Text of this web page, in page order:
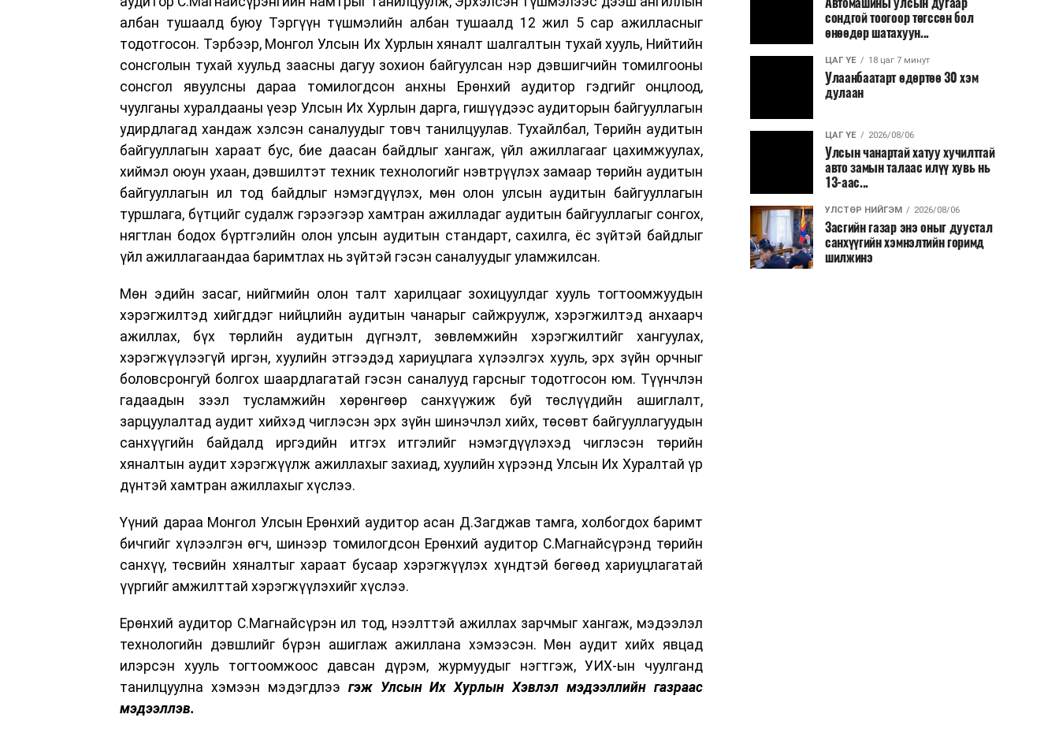
албан тушаалд буюу Тэргүүн түшмэлийн албан тушаалд 12 жил 5 сар ажилласныг
тодотгосон. Тэрбээр, Монгол Улсын Их Хурлын хяналт шалгалтын тухай хууль, Нийтийн
сонсголын тухай хуульд заасны дагуу зохион байгуулсан нэр дэвшигчийн томилгооны
сонсгол явуулсны дараа томилогдсон анхны Ерөнхий аудитор гэдгийг онцлоод,
чуулганы хуралдааны үеэр Улсын Их Хурлын дарга, гишүүдээс аудиторын байгууллагын
удирдлагад хандаж хэлсэн саналуудыг товч танилцуулав. Тухайлбал, Төрийн аудитын
байгууллагын хараат бус, бие даасан байдлыг хангаж, үйл ажиллагааг цахимжуулах,
хиймэл оюун ухаан, дэвшилтэт техник технологийг нэвтрүүлэх замаар төрийн аудитын
байгууллагын ил тод байдлыг нэмэгдүүлэх, мөн олон улсын аудитын байгууллагын
туршлага, бүтцийг судалж гэрээгээр хамтран ажилладаг аудитын байгууллагыг сонгох,
нягтлан бодох бүртгэлийн олон улсын аудитын стандарт, сахилга, ёс зүйтэй байдлыг
үйл ажиллагаандаа баримтлах нь зүйтэй гэсэн саналуудыг уламжилсан.
Мөн эдийн засаг, нийгмийн олон талт харилцааг зохицуулдаг хууль тогтоомжуудын
хэрэгжилтэд хийгддэг нийцлийн аудитын чанарыг сайжруулж, хэрэгжилтэд анхаарч
ажиллах, бүх төрлийн аудитын дүгнэлт, зөвлөмжийн хэрэгжилтийг хангуулах,
хэрэгжүүлээгүй иргэн, хуулийн этгээдэд хариуцлага хүлээлгэх хууль, эрх зүйн орчныг
боловсронгуй болгох шаардлагатай гэсэн саналууд гарсныг тодотгосон юм. Түүнчлэн
гадаадын зээл тусламжийн хөрөнгөөр санхүүжиж буй төслүүдийн ашиглалт,
зарцуулалтад аудит хийхэд чиглэсэн эрх зүйн шинэчлэл хийх, төсөвт байгууллагуудын
санхүүгийн байдалд иргэдийн итгэх итгэлийг нэмэгдүүлэхэд чиглэсэн төрийн
хяналтын аудит хэрэгжүүлж ажиллахыг захиад, хуулийн хүрээнд Улсын Их Хуралтай үр
дүнтэй хамтран ажиллахыг хүслээ.
Үүний дараа Монгол Улсын Ерөнхий аудитор асан Д.Загджав тамга, холбогдох баримт
бичгийг хүлээлгэн өгч, шинээр томилогдсон Ерөнхий аудитор С.Магнайсүрэнд төрийн
санхүү, төсвийн хяналтыг хараат бусаар хэрэгжүүлэх хүндтэй бөгөөд хариуцлагатай
үүргийг амжилттай хэрэгжүүлэхийг хүслээ.
Ерөнхий аудитор С.Магнайсүрэн ил тод, нээлттэй ажиллах зарчмыг хангаж, мэдээлэл
технологийн дэвшлийг бүрэн ашиглаж ажиллана хэмээсэн. Мөн аудит хийх явцад
илэрсэн хууль тогтоомжоос давсан дүрэм, журмуудыг нэгтгэж, УИХ-ын чуулганд
танилцуулна хэмээн мэдэгдлээ гэж Улсын Их Хурлын Хэвлэл мэдээллийн газраас
мэдээллэв.
сондгой тоогоор төгссөн бол
өнөөдөр шатахуун...
ЦАГ ҮЕ 18 цаг 7 минут
Улаанбаатарт өдөртөө 30 хэм
дулаан
ЦАГ ҮЕ 2026/08/06
Улсын чанартай хатуу хучилттай
авто замын талаас илүү хувь нь
13-аас...
УЛСТӨР НИЙГЭМ 2026/08/06
Засгийн газар энэ оныг дуустал
санхүүгийн хэмнэлтийн горимд
шилжинэ